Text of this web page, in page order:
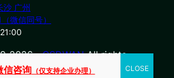
沙 广州
微信同号）
2026・OSDWANAll rights
信咨询 （仅支持企业办理）